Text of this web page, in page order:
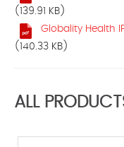
(139.91 KB)
Globality Health
(140.33 KB)
ALL